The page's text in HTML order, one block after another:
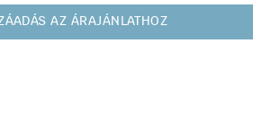
AZ ÁRAJÁNLATHOZ